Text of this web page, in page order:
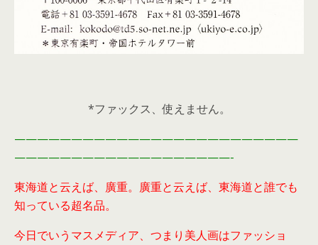
*ファックス、使えません。
—————————————————————————
———————————————————-
東海道と云えば、廣重。廣重と云えば、東海道と誰でも
知っている超名品。
今日でいうマスメディア、つまり美人画はファッショ